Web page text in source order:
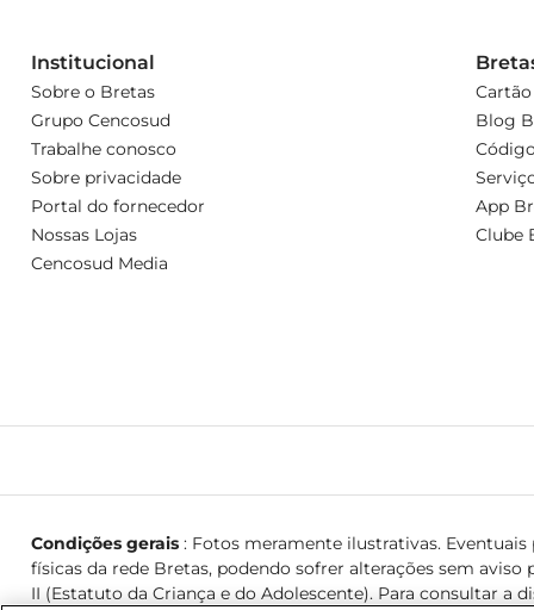
Institucional
Sobre o Bretas
Grupo Cencosud
Trabalhe conosco
Sobre privacidade
Portal do fornecedor
Nossas Lojas
Cencosud Media
Blog
App
Clube
Condições gerais: Fotos meramente ilustrativas. Eventuais
físicas da rede Bretas, podendo sofrer alterações sem aviso
II (Estatuto da Criança e do Adolescente). Para consultar a